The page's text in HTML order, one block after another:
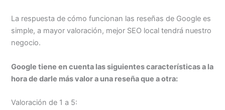
La respuesta de cómo funcionan las reseñas de Google es
simple, a mayor valoración, mejor SEO local tendrá nuestro
negocio.
Google tiene en cuenta las siguientes características a la
hora de darle más valor a una reseña que a otra:
Valoración de 1 a 5: